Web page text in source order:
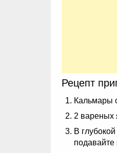
Рецепт
Кальмары
2 вареных
В
подавайте